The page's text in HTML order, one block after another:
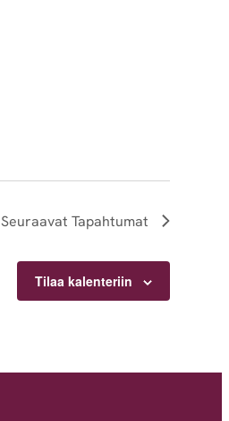
Seuraavat Tapahtumat
Tilaa kalenteriin